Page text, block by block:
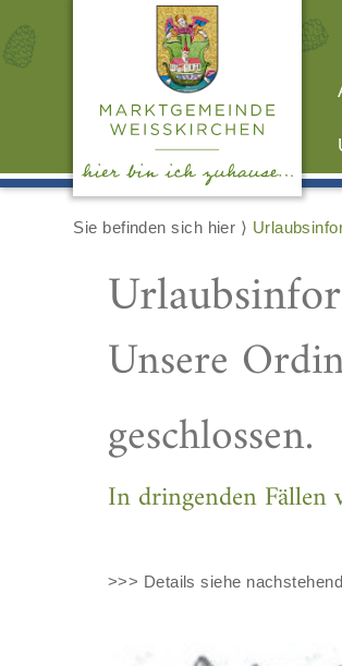
Sie befinden sich hier ⟩
Unsere
geschlossen.
In dringenden
>>> Details siehe